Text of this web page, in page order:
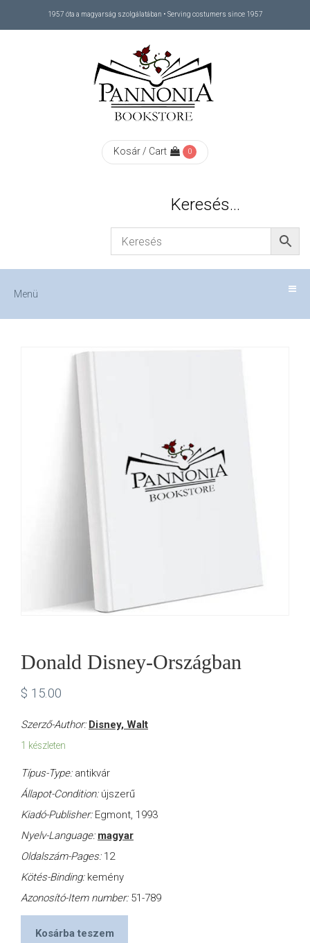
1957 óta a magyarság szolgálatában • Serving costumers since 1957
Kosár / Cart 0
Keresés…
Menü
Donald Disney-Országban
$ 15.00
Szerző-Author: Disney, Walt
1 készleten
Típus-Type: antikvár
Állapot-Condition: újszerű
Kiadó-Publisher: Egmont, 1993
Nyelv-Language: magyar
Oldalszám-Pages: 12
Kötés-Binding: kemény
Azonosító-Item number: 51-789
Kosárba teszem